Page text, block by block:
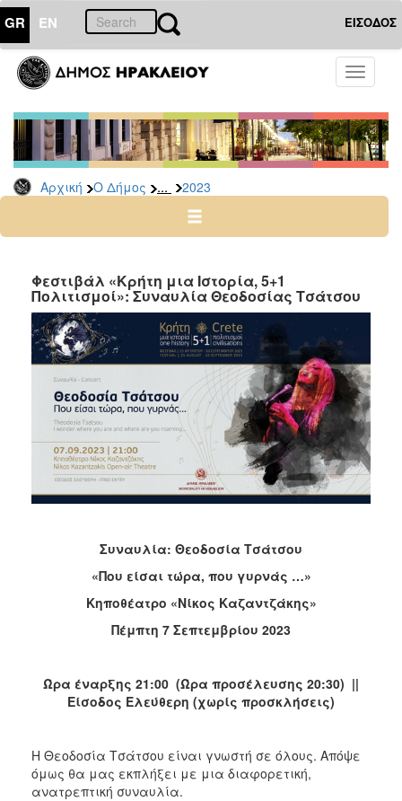
GR EN ΕΙΣΟΔΟΣ
Toggle
Αρχική Ο Δήμος ... 2023
ΔΗΜΟΣ
Δελτία
Τύπου
Αρχείο
2026
2024
2022
2021
2020
2019
2018
2017
2016
2015
ΠΟΛΙΤΙΣΜΟΣ
Φεστιβάλ «Κρήτη μια Ιστορία, 5+1
Πολιτισμοί»: Συναυλία Θεοδοσίας Τσάτσου
Συναυλία: Θεοδοσία Τσάτσου
«Που είσαι τώρα, που γυρνάς …»
Κηποθέατρο «Νίκος Καζαντζάκης»
Πέμπτη 7 Σεπτεμβρίου 2023
Ώρα έναρξης 21:00 (Ώρα προσέλευσης 20:30) ||
Είσοδος Ελεύθερη (χωρίς προσκλήσεις)
Η Θεοδοσία Τσάτσου είναι γνωστή σε όλους. Απόψε
όμως θα μας εκπλήξει με μια διαφορετική,
ανατρεπτική συναυλία.